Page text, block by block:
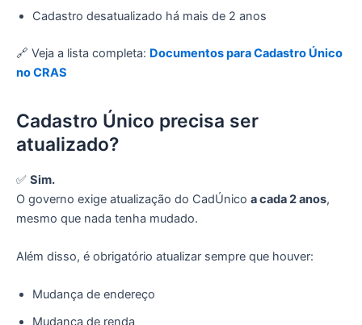
Cadastro desatualizado há mais de 2 anos
🔗 Veja a lista completa: Documentos para Cadastro Único
no CRAS
Cadastro Único precisa ser
atualizado?
✅ Sim.
O governo exige atualização do CadÚnico a cada 2 anos,
mesmo que nada tenha mudado.
Além disso, é obrigatório atualizar sempre que houver:
Mudança de endereço